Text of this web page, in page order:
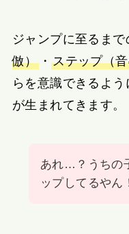
ジャンプに至るまで
倣）・ステップ（
らを意識できるよ
が生まれてきます。
あれ…？うちの
ップしてるやん